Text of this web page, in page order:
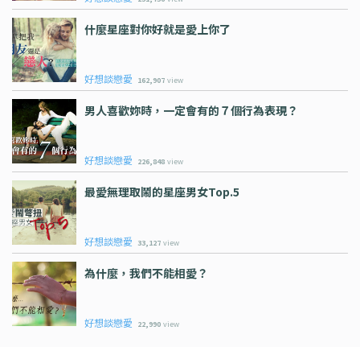
什麼星座對你好就是愛上你了
好想談戀愛 162,907 view
男人喜歡妳時，一定會有的７個行為表現？
好想談戀愛 226,848 view
最愛無理取鬧的星座男女Top.5
好想談戀愛 33,127 view
為什麼，我們不能相愛？
好想談戀愛 22,990 view